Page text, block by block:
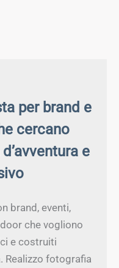
per brand e
cercano
e
brand, eventi,
che vogliono
e costruiti
Realizzo fotografia